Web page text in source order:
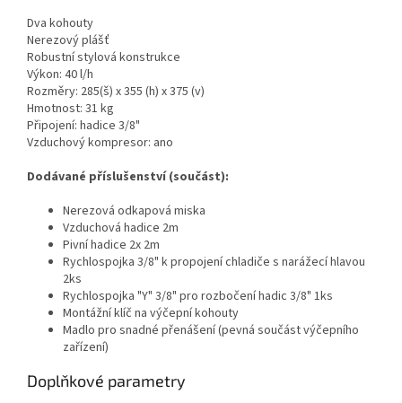
Dva kohouty
Nerezový plášť
Robustní stylová konstrukce
Výkon: 40 l/h
Rozměry: 285(š) x 355 (h) x 375 (v)
Hmotnost: 31 kg
Připojení: hadice 3/8"
Vzduchový kompresor: ano
Dodávané příslušenství (součást):
Nerezová odkapová miska
Vzduchová hadice 2m
Pivní hadice 2x 2m
Rychlospojka 3/8" k propojení chladiče s narážecí hlavou
2ks
Rychlospojka "Y" 3/8" pro rozbočení hadic 3/8" 1ks
Montážní klíč na výčepní kohouty
Madlo pro snadné přenášení (pevná součást výčepního
zařízení)
Doplňkové parametry